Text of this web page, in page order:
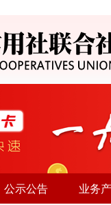
公示公告 业务